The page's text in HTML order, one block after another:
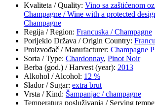
Kvaliteta / Quality: Vino sa zaštićenom
Champagne / Wine with a protected
Champagne
Regija / Region: Francuska / Champagne
Porijeklo Država / Origin Country:
Proizvođač / Manufacturer: Champagne
Sorta / Type: Chardonnay, Pinot Noir
Berba (god.) / Harvest (year): 2013
Alkohol / Alcohol: 12 %
Slador / Sugar: extra brut
Vrsta / Kind: Šampanjac / champagne
Temperatura posluživanja / Serving